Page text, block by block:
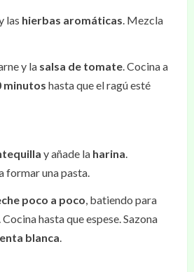
las hierbas aromáticas. Mezcla
y la salsa de tomate. Cocina a
minutos hasta que el ragú esté
y añade la harina.
formar una pasta.
poco a poco, batiendo para
hasta que espese. Sazona
blanca.